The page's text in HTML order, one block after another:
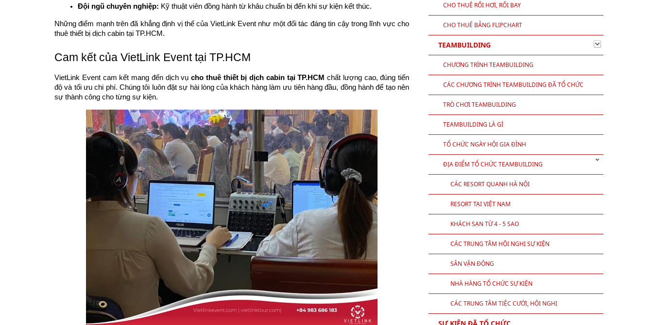
Đội ngũ chuyên nghiệp: Kỹ thuật viên đồng hành từ khâu chuẩn bị đến khi sự kiện kết thúc.
Những điểm mạnh trên đã khẳng định vị thế của VietLink Event như một đối tác đáng tin cậy trong lĩnh vực cho
thuê thiết bị dịch cabin tại TP.HCM.
Cam kết của VietLink Event tại TP.HCM
VietLink Event cam kết mang đến dịch vụ cho thuê thiết bị dịch cabin tại TP.HCM chất lượng cao, đúng tiến
độ và tối ưu chi phí. Chúng tôi luôn đặt sự hài lòng của khách hàng làm ưu tiên hàng đầu, đồng hành để tạo nên
sự thành công cho từng sự kiện.
CHO THUÊ RỐI HƠI, RỐI BAY
CHO THUÊ BẢNG FLIPCHART
TEAMBUILDING
CHƯƠNG TRÌNH TEAMBUILDING
CÁC CHƯƠNG TRÌNH TEAMBUILDING ĐÃ TỔ CHỨC
TRÒ CHƠI TEAMBUILDING
TEAMBUILDING LÀ GÌ
TỔ CHỨC NGÀY HỘI GIA ĐÌNH
ĐỊA ĐIỂM TỔ CHỨC TEAMBUILDING
CÁC RESORT QUANH HÀ NỘI
RESORT TẠI VIỆT NAM
KHÁCH SẠN TỪ 4 - 5 SAO
CÁC TRUNG TÂM HỘI NGHỊ SỰ KIỆN
SÂN VẬN ĐỘNG
NHÀ HÀNG TỔ CHỨC SỰ KIỆN
CÁC TRUNG TÂM TIỆC CƯỚI, HỘI NGHỊ